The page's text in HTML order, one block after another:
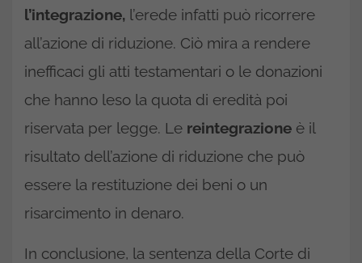
l’integrazione, l’erede infatti può ricorrere
all’azione di riduzione. Ciò mira a rendere
inefficaci gli atti testamentari o le donazioni
che hanno leso la quota di eredità poi
riservata per legge. Le reintegrazione è il
risultato dell’azione di riduzione che può
essere la restituzione dei beni o un
risarcimento in denaro.
In conclusione, la sentenza della Corte di